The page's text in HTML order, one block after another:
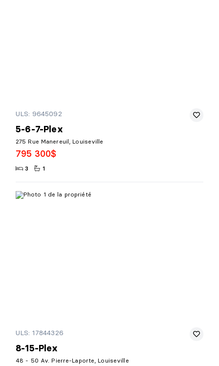
ULS: 9645092
5-6-7-Plex
275 Rue Manereuil, Louiseville
795 300$
3 1
ULS: 17844326
8-15-Plex
48 - 50 Av. Pierre-Laporte, Louiseville